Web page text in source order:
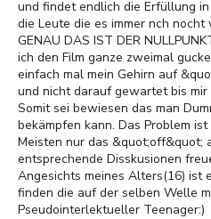
und findet endlich die Erfüllung
die Leute die es immer nch nocht
GENAU DAS IST DER
ich den Film ganze zweimal
einfach mal mein Gehirn auf
und nicht darauf gewartet bis
Somit sei bewiesen das man
bekämpfen kann. Das Problem
Meisten nur das &quot;off&quot;
entsprechende Disskusionen
Angesichts meines Alters(16) ist
finden die auf der selben Welle
Pseudointerlektueller Teenager:)